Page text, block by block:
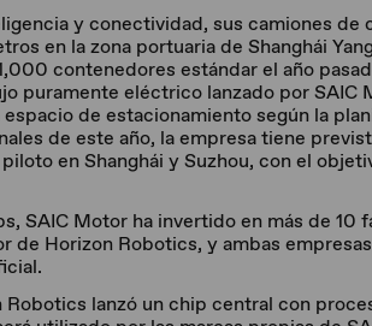
y conectividad, sus camiones de
en la zona portuaria de Shanghái
contenedores estándar el año
puramente eléctrico lanzado por SAIC
espacio de estacionamiento según la
de este año, la empresa tiene
en Shanghái y Suzhou, con el
SAIC Motor ha invertido en más de
de Horizon Robotics, y ambas
Robotics lanzó un chip central con